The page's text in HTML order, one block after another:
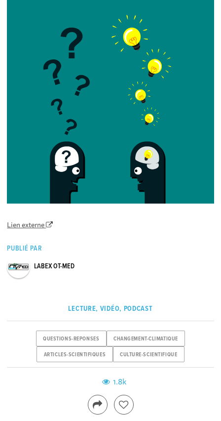
Lien externe
PUBLIÉ PAR
LABEX OT-MED
LECTURE, VIDÉO, PODCAST
QUESTIONS-REPONSES CHANGEMENT-CLIMATIQUE
ARTICLES-SCIENTIFIQUES CULTURE-SCIENTIFIQUE
1.8k